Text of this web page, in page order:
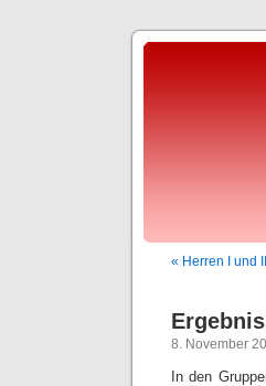
« Herren I und
8. November
In den